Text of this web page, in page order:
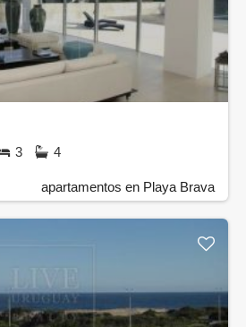
3 4
apartamentos en Playa Brava